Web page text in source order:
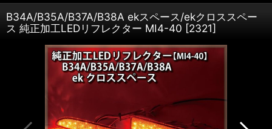
B34A/B35A/B37A/B38A ekスペース/ekクロススペー
ス 純正加工LEDリフレクター MI4-40 [2321]